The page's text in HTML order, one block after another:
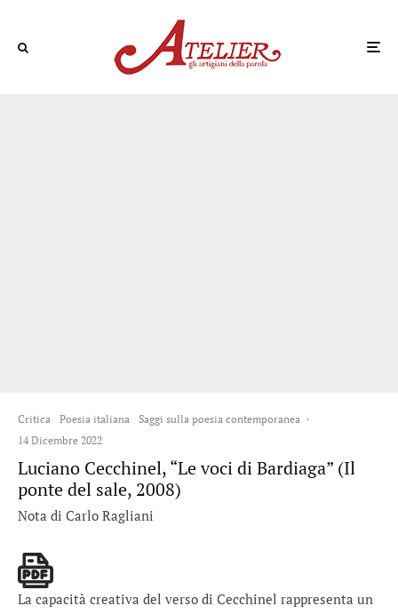
Critica Poesia italiana Saggi sulla poesia contemporanea ·
14 Dicembre 2022
Luciano Cecchinel, “Le voci di Bardiaga” (Il
ponte del sale, 2008)
Nota di Carlo Ragliani
La capacità creativa del verso di Cecchinel rappresenta un